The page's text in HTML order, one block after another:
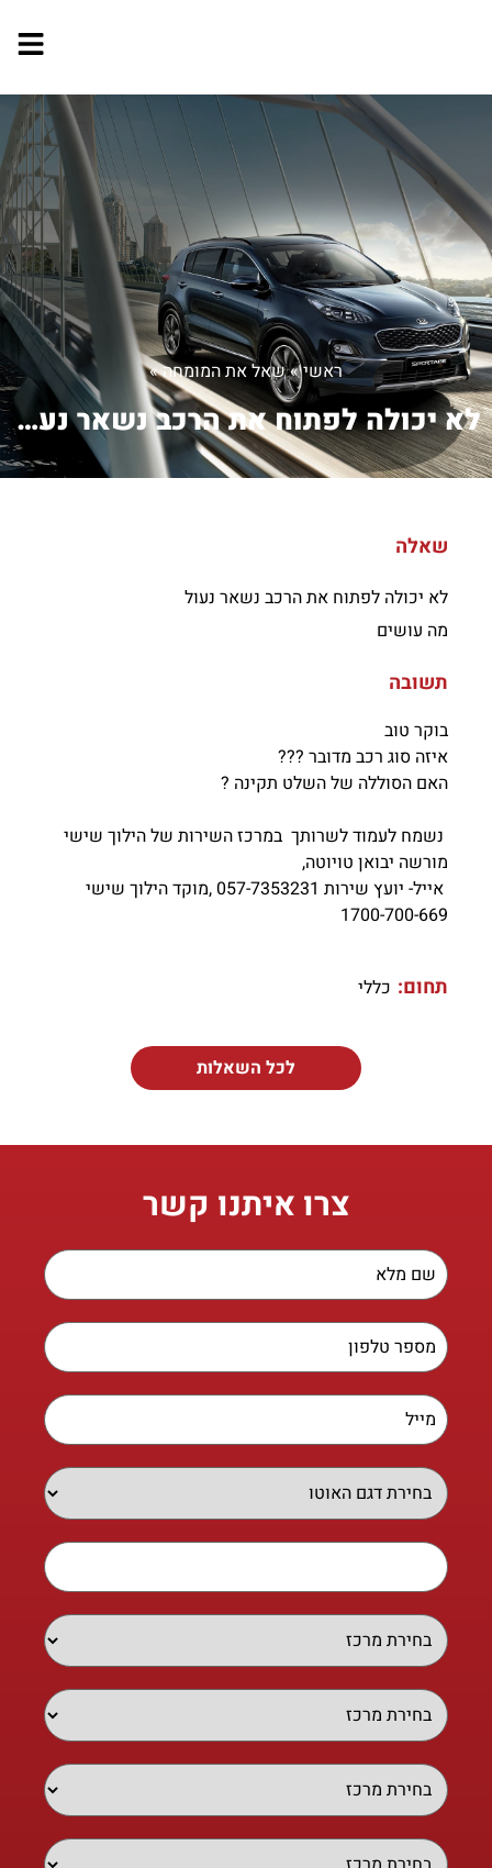
ראשי»שאל את המומחה»
לא יכולה לפתוח את הרכב נשאר נעול מה ...
שאלה
לא יכולה לפתוח את הרכב נשאר נעול
מה עושים
תשובה
בוקר טוב
איזה סוג רכב מדובר ???
האם הסוללה של השלט תקינה ?
נשמח לעמוד לשרותך במרכז השירות של הילוך שישי
מורשה יבואן טויוטה,
אייל- יועץ שירות 057-7353231 ,מוקד הילוך שישי
1700-700-669
תחום: כללי
לכל השאלות
צרו איתנו קשר